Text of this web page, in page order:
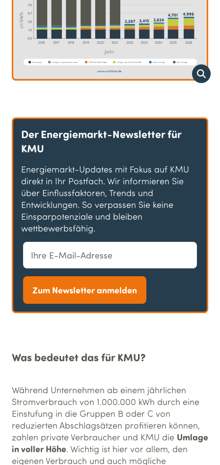
Der Energiemarkt-Newsletter für
KMU
Energiemarkt-Updates mit Fokus auf KMU
direkt in Ihr Postfach. Wir informieren Sie
über Einflussfaktoren, Trends und
Entwicklungen. So verpassen Sie keine
Einsparpotenziale und bleiben
wettbewerbsfähig.
Zum Newsletter anmelden
Was bedeutet das für KMU?
Während Unternehmen ab einem jährlichen
Stromverbrauch von 1.000.000 kWh durch eine
Einstufung in die Gruppen B oder C von
reduzierten Abschlagsätzen profitieren können,
zahlen private Verbraucher und KMU die Umlage
in voller Höhe. Wichtig ist hier vor allem, den
eigenen Verbrauch und auch mögliche